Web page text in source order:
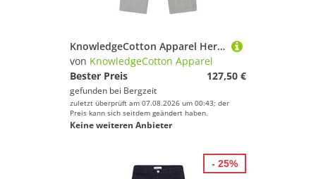
KnowledgeCotton Apparel Herren Fig Loose Linen Hose
von KnowledgeCotton Apparel
Bester Preis
127,50 €
gefunden bei Bergzeit
zuletzt überprüft am 07.08.2026 um 00:43; der
Preis kann sich seitdem geändert haben.
Keine weiteren Anbieter
- 25%